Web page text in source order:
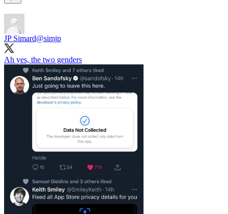
JP Simard@simjp
Ah yes, the two genders